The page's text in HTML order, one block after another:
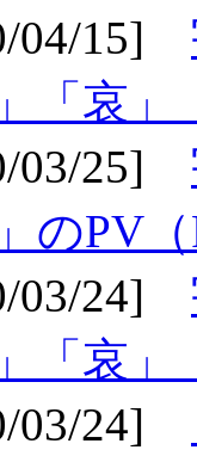
04/15]
」「哀
03/25]
のPV
03/24]
」「哀
03/24]